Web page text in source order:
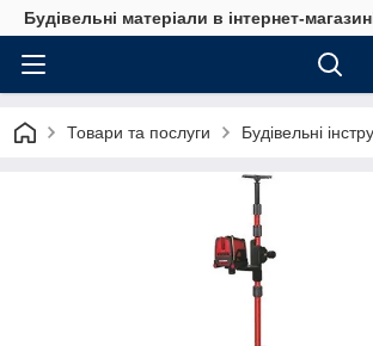
Будівельні матеріали в інтернет-
Товари та послуги Будівельні